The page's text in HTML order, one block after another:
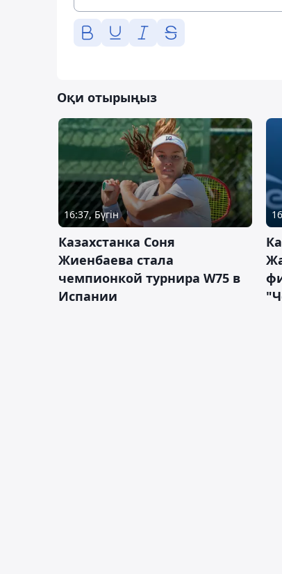
Оқи отырыңыз
16:37, Бүгін
Казахстанка Соня
Жиенбаева стала
чемпионкой турнира W75 в
Испании